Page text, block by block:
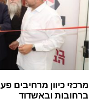
מרכזי כיוון מרחיבים
ברחובות ובאשדוד